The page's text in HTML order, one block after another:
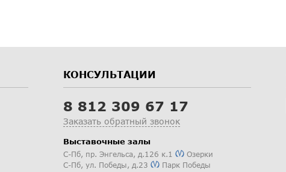
КОНСУЛЬТАЦИИ
8 812 309 67 17
Заказать обратный звонок
Выставочные залы
С-Пб, пр. Энгельса, д.126 к.1
Озерки
С-Пб, ул. Победы, д.23 Парк Победы